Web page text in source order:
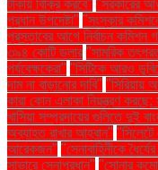
টাকায় বিক্রি করবে" "সরকারের
প্রধান উপদেষ্টা" "সংস্কার
প্রস্তাবের আগে নির্বাচন কমিশন
৩৯৪ কোটি ডলার "সামরিক
পর্যবেক্ষকেরা" "সিটিকে আরও
দাম না বাড়ানোর দাবি" "সিরিয়ায়
কারা কোন এলাকা নিয়ন্ত্রণ করছে:
খাসিয়া সম্প্রদায়ের গুলিতে দুই
অব্যাহত রাখার আহ্বান" "সিলেটে
আরেকজন" "সেনাবাহিনীকে
সাভারে সেনাপ্রধান" "সোনার